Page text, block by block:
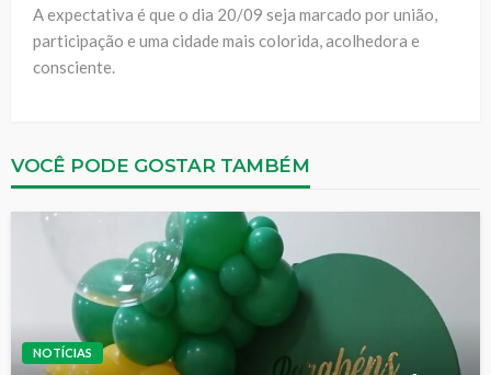
A expectativa é que o dia 20/09 seja marcado por união,
participação e uma cidade mais colorida, acolhedora e
consciente.
VOCÊ PODE GOSTAR TAMBÉM
NOTÍCIAS